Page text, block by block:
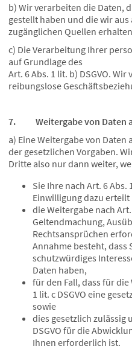
b) Wir verarbeiten die Daten,
gestellt haben und die wir
zugänglichen Quellen
c) Die Verarbeitung Ihrer
auf Grundlage des
Art. 6 Abs. 1 lit. b) DSGVO.
reibungslose
7. Weitergabe von Daten
a) Eine Weitergabe von
der gesetzlichen Vorgaben.
Dritte also nur dann weiter,
Sie Ihre nach Art. 6 Abs.
Einwilligung dazu erteilt
die Weitergabe nach Art.
Geltendmachung,
Rechtsansprüchen
Annahme besteht, dass
schutzwürdiges
Daten haben,
für den Fall, dass für die
1 lit. c DSGVO eine
sowie
dies gesetzlich zulässig
DSGVO für die
Ihnen erforderlich ist.